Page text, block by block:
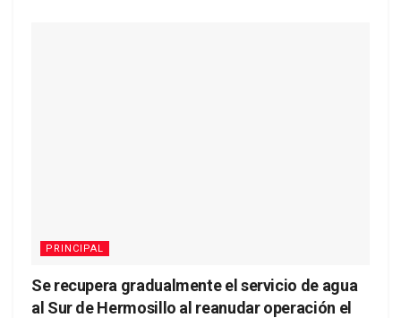
PRINCIPAL
Se recupera gradualmente el servicio de agua
al Sur de Hermosillo al reanudar operación el